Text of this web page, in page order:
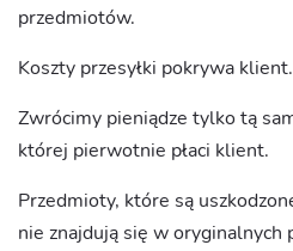
przedmiotów.
Koszty przesyłki pokrywa klient.
Zwrócimy pieniądze tylko tą
której pierwotnie płaci klient.
Przedmioty, które są
nie znajdują się w oryginalnych